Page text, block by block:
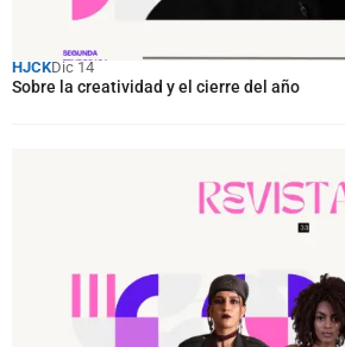
HJCKDic 14
Sobre la creatividad y el cierre del año